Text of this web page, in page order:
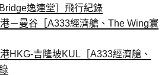
逸連堂］飛行紀錄
－曼谷［A333經濟艙、The Wing寰
HKG-吉隆坡KUL［A333經濟艙、